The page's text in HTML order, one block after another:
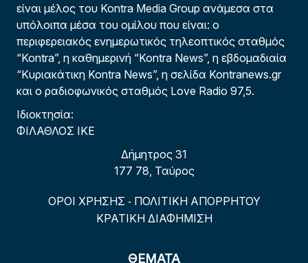
είναι μέλος του Kontra Media Group ανάμεσα στα
υπόλοιπα μέσα του ομίλου που είναι: ο
περιφερειακός ενημερωτικός τηλεοπτικός σταθμός
“Kontra”, η καθημερινή “Kontra News”, η εβδομαδιαία
“Κυριακάτικη Kontra News”, η σελίδα Kontranews.gr
και ο ραδιοφωνικός σταθμός Love Radio 97,5.
Ιδιοκτησία:
ΦΙΛΑΘΛΟΣ ΙΚΕ
Δήμητρος 31
177 78, Ταύρος
ΟΡΟΙ ΧΡΗΣΗΣ - ΠΟΛΙΤΙΚΗ ΑΠΟΡΡΗΤΟΥ
ΚΡΑΤΙΚΗ ΔΙΑΦΗΜΙΣΗ
ΘΕΜΑΤΑ